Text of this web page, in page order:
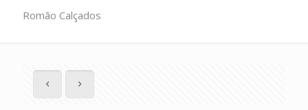
Romão Calçados